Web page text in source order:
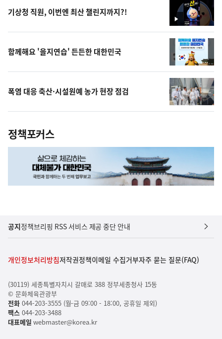
영
상
기상청 직원, 이번엔 최산 챌린지까지?!
함께해요 '을지연습' 든든한 대한민국
폭염 대응 축산·시설원예 농가 현장 점검
정책포커스
공지정책브리핑 RSS 서비스 제공 중단 안내
개인정보처리방침저작권정책이메일 수집거부자주 묻는 질문(FAQ)
(30119) 세종특별자치시 갈매로 388 정부세종청사 15동
© 문화체육관광부
전화044-203-3555 (월-금 09:00 - 18:00, 공휴일 제외)
팩스044-203-3488
대표메일 webmaster@korea.kr